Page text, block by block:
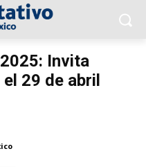
Invita
29 de abril